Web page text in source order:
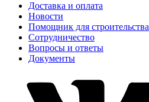
Доставка и оплата
Новости
Помощник для строительства
Сотрудничество
Вопросы и ответы
Документы